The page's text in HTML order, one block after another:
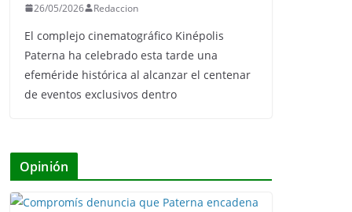
26/05/2026 Redaccion
El complejo cinematográfico Kinépolis
Paterna ha celebrado esta tarde una
efeméride histórica al alcanzar el centenar
de eventos exclusivos dentro
Opinión